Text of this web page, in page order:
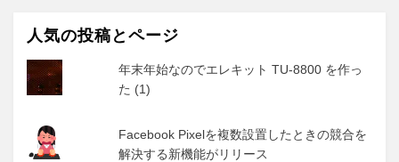
人気の投稿とページ
年末年始なのでエレキット TU-8800 を作っ
た (1)
Facebook Pixelを複数設置したときの競合を
解決する新機能がリリース